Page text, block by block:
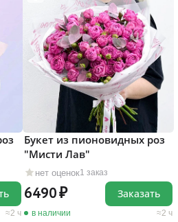
2 ч
нет оценок1 заказ
Букет из пионовидных роз
"Мисти Лав"
6490
в наличии 2 ч
Заказать